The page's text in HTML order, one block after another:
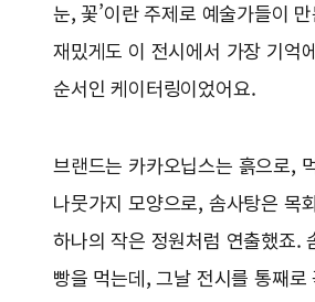
눈, 꽃’이란 주제로 예술가들이
재밌게도 이 전시에서 가장 기억
순서인 케이터링이었어요.
브랜드는 카카오닙스는 흙으로,
나뭇가지 모양으로, 솜사탕은 목
하나의 작은 정원처럼 연출했죠.
빵을 먹는데, 그날 전시를 통째로